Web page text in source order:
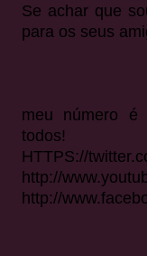
Se achar que
para os seus
meu número é
todos!
HTTPS://
http://
http://